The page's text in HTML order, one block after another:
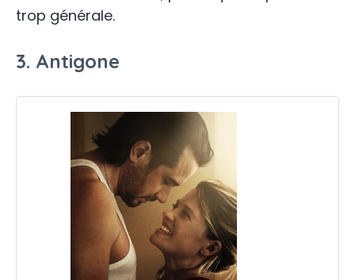
trop générale.
3. Antigone